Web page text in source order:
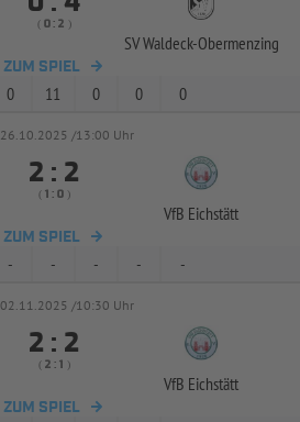
( :  )
SV Waldeck-Obermenzing
ZUM SPIEL
0 11 0 0 0
26.10.2025 /13:00 Uhr
 : 
(  :  )
VfB Eichstätt
ZUM SPIEL
- - - - -
02.11.2025 /10:30 Uhr
 : 
(  :  )
VfB Eichstätt
ZUM SPIEL